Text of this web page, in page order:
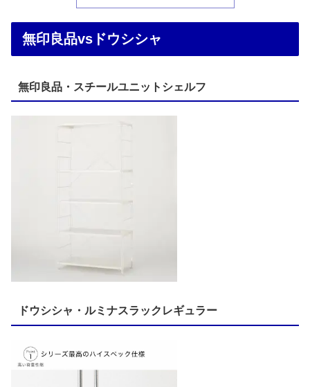
無印良品vsドウシシャ
無印良品・スチールユニットシェルフ
ドウシシャ・ルミナスラックレギュラー